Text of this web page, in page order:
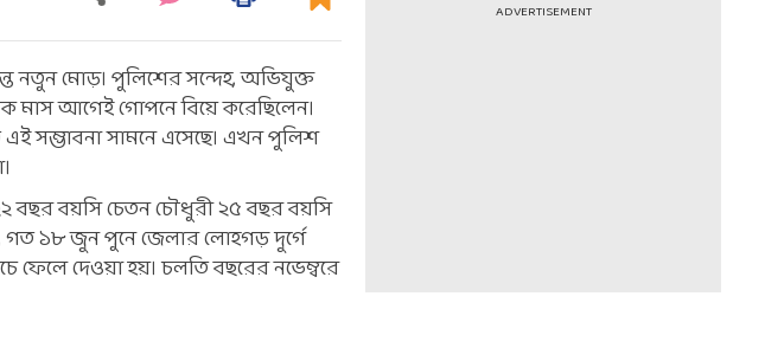
মোড়। পুলিশের সন্দেহ, অভিযুক্ত
মাস আগেই গোপনে বিয়ে করেছিলেন।
এই সম্ভাবনা সামনে এসেছে। এখন পুলিশ
বছর বয়সি চেতন চৌধুরী ২৫ বছর বয়সি
১৮ জুন পুনে জেলার লোহগড় দুর্গে
ফেলে দেওয়া হয়। চলতি বছরের নভেম্বরে
ADVERTISEMENT